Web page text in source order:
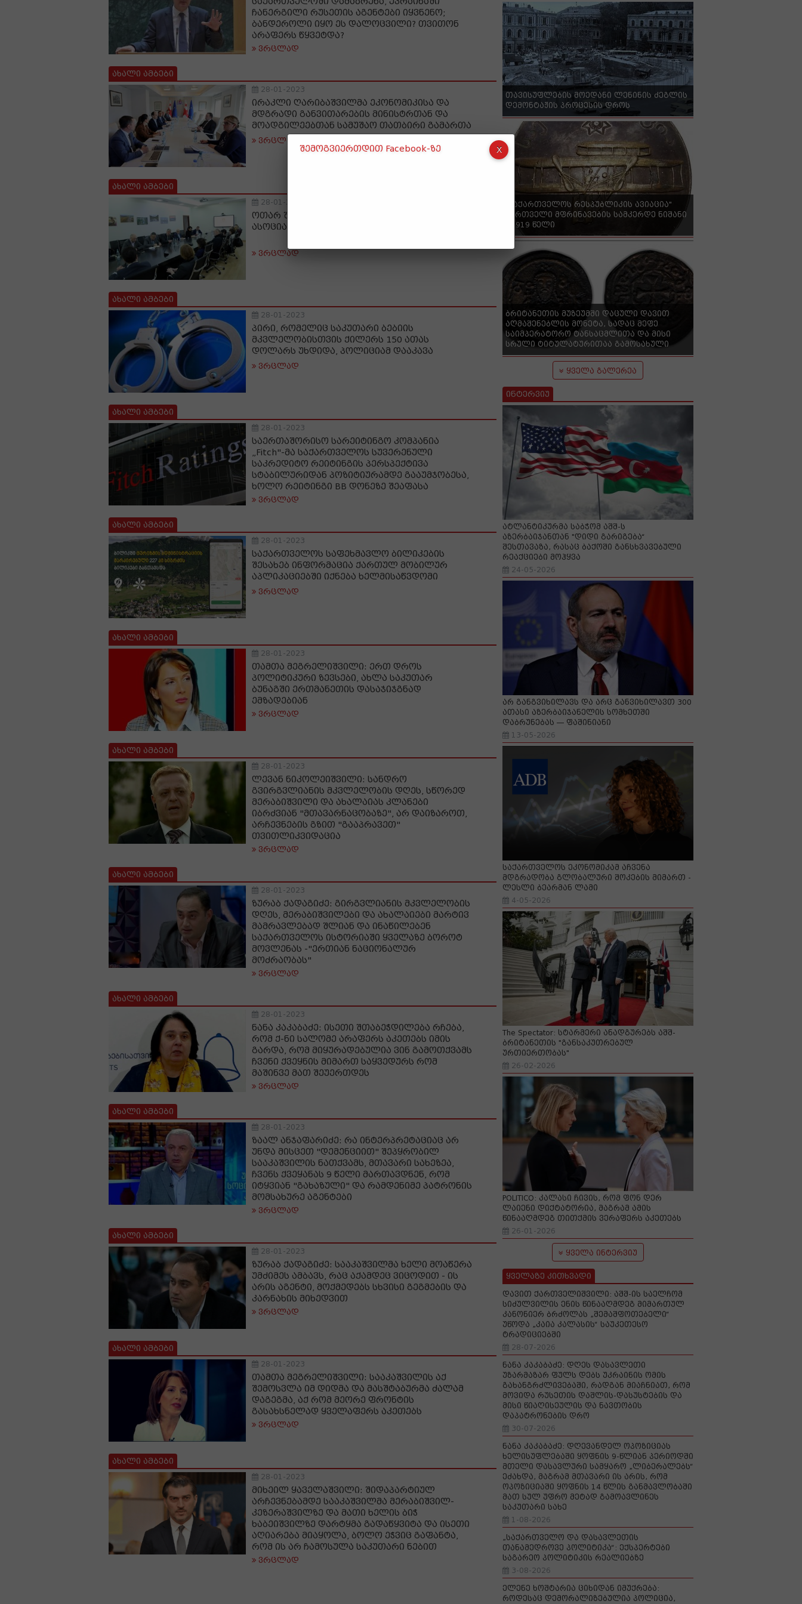
ჩანერგილი რუსეთის აგენტები იყვნენო;
ბანდეროლი იყო ეს დალოცვილი? თვითონ
არაფერს წყვეტდა?
ვრცლად
ახალი ამბები
28-01-2023
ირაკლი ღარიბაშვილმა ეკონომიკისა და
მდგრადი განვითარების მინისტრთან და
მოადგილეებთან სამუშაო თათბირი გამართა
ვრცლად
ახალი ამბები
28-01-2023
ოთარ შამუგია სადაზღვევო კომპანიებისა და
ასოციაციის წარმომადგენლებს შეხვდა
ვრცლად
ახალი ამბები
28-01-2023
პირი, რომელიც საკუთარი ბებიის
მკვლელობისთვის ქილერს 150 ათას
დოლარს უხდიდა, პოლიციამ დააკავა
ვრცლად
ახალი ამბები
28-01-2023
საერთაშორისო სარეიტინგო კომპანია
„Fitch"-მა საქართველოს სუვერენული
საკრედიტო რეიტინგის პერსპექტივა
სტაბილურიდან პოზიტიურამდე გააუმჯობესა,
ხოლო რეიტინგი BB დონეზე შეაფასა
ვრცლად
ახალი ამბები
28-01-2023
საქართველოს საფეხმავლო ბილიკების
შესახებ ინფორმაცია ქართულ მობილურ
აპლიკაციებში იქნება ხელმისაწვდომი
ვრცლად
ახალი ამბები
28-01-2023
თამთა მეგრელიშვილი: ერთ დროს
პოლიტიკური ზევსები, ახლა საკუთარ
ბუნაგში ერთმანეთის დასაჯიჯგნად
ემზადებიან
ვრცლად
ახალი ამბები
28-01-2023
ლევან ნიკოლეიშვილი: სანდრო
გვირგვლიანის მკვლელობის დღეს, სწორედ
მერაბიშვილი და ახალაიას კლანები
იბრძვიან "მთავარნაცობაზე", არ დაიზაროთ,
არჩევნების გზით "გააპრავეთ"
თვითლიკვიდაცია
ვრცლად
ახალი ამბები
28-01-2023
ზურაბ ქადაგიძე: გირგვლიანის მკვლელობის
დღეს, მერაბიშვილები და ახალაიები მარტივ
მამრავლებად შლიან და ინაწილებენ
საქართველოს ისტორიაში ყველაზე ბოროტ
მოვლენას -"ერთიან ნაციონალურ
მოძრაობას"
ვრცლად
ახალი ამბები
28-01-2023
ნანა კაკაბაძე: ისეთი შთაბეჭდილება რჩება,
რომ ქ-ნი სალომე არაფერს აკეთებს იმის
გარდა, რომ მიყურადებულია ვინ გამოთქვამს
ჩვენი ქვეყნის მიმართ საყვედურს რომ
მაშინვე მათ შეუერთდეს
ვრცლად
ახალი ამბები
28-01-2023
ზაალ ანჯაფარიძე: რა ინტერპრეტაციაც არ
უნდა მისცეთ "დემენციით" შეპყრობილ
სააკაშვილის ნათქვამს, მთავარი სახეზეა,
ჩვენს ქვეყანას 9 წელი მართავდნენ, რომ
იტყვიან "გახაზული" და რამდენიმე პატრონის
მომსახურე აგენტები
ვრცლად
ახალი ამბები
28-01-2023
ზურაბ ქადაგიძე: სააკაშვილმა ხელი მოაწერა
უმძიმეს ამბავს, რაც აქამდეც ვიცოდით - ის
არის აგენტი, მოქმედებს სხვისი გეგმების და
კარნახის მიხედვით
ვრცლად
ახალი ამბები
28-01-2023
თამთა მეგრელიშვილი: სააკაშვილის აქ
შემოსვლა იმ დიდმა და მასშტაბურმა ძალამ
დაგეგმა, აქ რომ მეორე ფრონტის
გასახსნელად ყველაფერს აკეთებს
ვრცლად
ახალი ამბები
28-01-2023
მიხეილ ყაველაშვილი: შიდაპარტიულ
არჩევნებამდე სააკაშვილმა მერაბიშვილ-
კეზერაშვილზე და მათი ხელის ბიჭ
ხაბეიშვილზე დარტყმა გადაწყვიტა და ისეთი
აღიარება მიაყოლა, ბოლო ეჭვიც გაფანტა,
რომ ის არ ჩამოსულა საკუთარი ნებით
ვრცლად
თავისუფლების მოედანი ლენინის ძეგლის
დემონტაჟის პროცესის დროს
"საქართველოს რესპუბლიკის ავიაცია"
ქართველი მფრინავების სამკერდე ნიშანი
- 1919 წელი
ბრიტანეთის მუზეუმში დაცული დავით
აღმაშენებლის მონეტა, სადაც მეფე
საიმპერატორო ტანსაცმლითა და მისი
სრული ტიტულატურითაა გამოსახული
ყველა გალერეა
ინტერვიუ
ატლანტიკურმა საბჭომ აშშ-ს
აზერბაიჯანთან "დიდი გარიგება“
შესთავაზა, რასაც ბაქოში განსხვავებული
რეაქციები მოჰყვა
24-05-2026
არ განგვიხილავს და არც განვიხილავთ 300
ათასი აზერბაიჯანელის სომხეთში
დაბრუნებას — ფაშინიანი
13-05-2026
საქართველოს ეკონომიკამ აჩვენა
მდგრადობა გლობალური შოკების მიმართ -
ლესლი ბეარმან ლამი
4-05-2026
The Spectator: სტარმერი ანადგურებს აშშ-
ბრიტანეთის "განსაკუთრებულ
ურთიერთობას"
26-02-2026
POLITICO: კალასი ჩივის, რომ ფონ დერ
ლაიენი დიქტატორია, მაგრამ ამის
წინააღმდეგ თითქმის ვერაფერს აკეთებს
26-01-2026
ყველა ინტერვიუ
ყველაზე კითხვადი
დავით ქართველიშვილი: აშშ-ის საელჩომ
სიძულვილის ენის წინააღმდეგ მიმართულ
კანონიერ ბრძოლას „შემაშფოთებელი“
უწოდა „კაია კალასის“ საუკეთესო
ტრადიციებში
28-07-2026
ნანა კაკაბაძე: დღეს დასავლეთი
უზარმაზარ ფულს დებს უკრაინის ომის
გახანგრძლივებაში, რადგან მიაჩნიათ, რომ
მოვიდა რუსეთის დაშლის-დასუსტების და
მისი წიაღისეულის და ნავთობის
დაპატრონების დრო
30-07-2026
ნანა კაკაბაძე: დღევანდელ ოპოზიციას
ხელისუფლებაში ყოფნის 9-წლიან პერიოდში
მთელი დასავლური სამყარო „ლიბერალებს“
ეძახდა, მაგრამ მთავარი ის არის, რომ
ოპოზიციაში ყოფნის 14 წლის განმავლობაში
მათ სულ უფრო მეტად გამოავლინეს
საკუთარი სახე
1-08-2026
„საქართველო და დასავლეთის
თანამედროვე პოლიტიკა“: ექსპერტები
საგარეო პოლიტიკის რეალიებზე
3-08-2026
ელენე ხოშტარია ციხიდან იმუქრება:
როდესაც დემორალიზებულია პოლიცია,
შემოგვიერთდით Facebook-ზე